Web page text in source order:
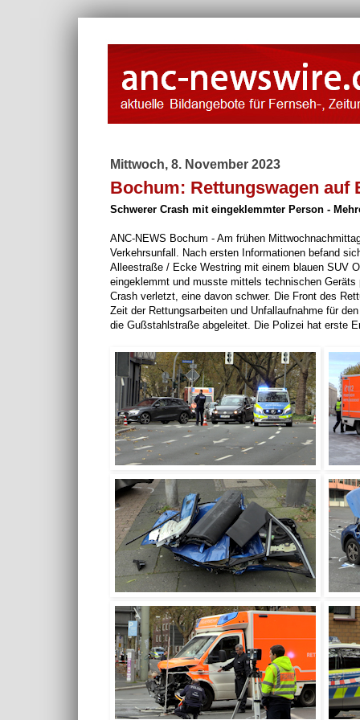
Mittwoch, 8. November 2023
Bochum: Rettungswagen
Schwerer Crash mit eingeklemmter Person -
ANC-NEWS Bochum - Am frühen
Verkehrsunfall. Nach ersten Informationen befand
Alleestraße / Ecke Westring mit einem blauen SUV
eingeklemmt und musste mittels technischen Geräts
Crash verletzt, eine davon schwer. Die Front des
Zeit der Rettungsarbeiten und Unfallaufnahme für
die Gußstahlstraße abgeleitet. Die Polizei hat erste